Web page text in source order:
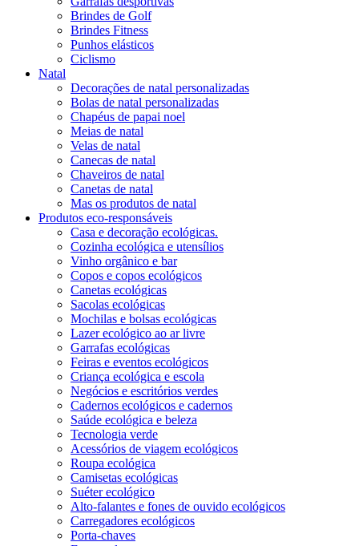
Brindes de Golf
Brindes Fitness
Punhos elásticos
Ciclismo
Natal
Decorações de natal personalizadas
Bolas de natal personalizadas
Chapéus de papai noel
Meias de natal
Velas de natal
Canecas de natal
Chaveiros de natal
Canetas de natal
Mas os produtos de natal
Produtos eco-responsáveis
Casa e decoração ecológicas.
Cozinha ecológica e utensílios
Vinho orgânico e bar
Copos e copos ecológicos
Canetas ecológicas
Sacolas ecológicas
Mochilas e bolsas ecológicas
Lazer ecológico ao ar livre
Garrafas ecológicas
Feiras e eventos ecológicos
Criança ecológica e escola
Negócios e escritórios verdes
Cadernos ecológicos e cadernos
Saúde ecológica e beleza
Tecnologia verde
Acessórios de viagem ecológicos
Roupa ecológica
Camisetas ecológicas
Suéter ecológico
Alto-falantes e fones de ouvido ecológicos
Carregadores ecológicos
Porta-chaves